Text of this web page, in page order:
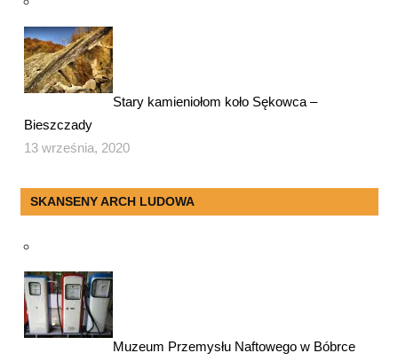
Stary kamieniołom koło Sękowca –
Bieszczady
13 września, 2020
SKANSENY ARCH LUDOWA
Muzeum Przemysłu Naftowego w Bóbrce